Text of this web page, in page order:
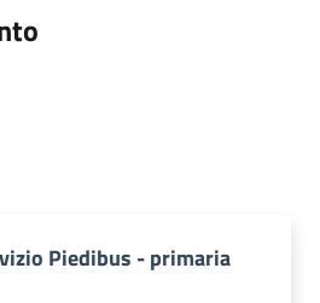
Piedibus - primaria